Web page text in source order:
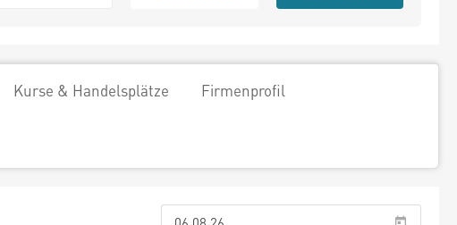
Kurse & Handelsplätze Firmenprofil